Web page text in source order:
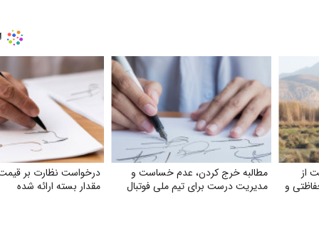
از
و
مطالبه خرج کردن، عدم خساست و
مدیریت درست برای تیم ملی فوتبال
درخواست نظارت بر
مقدار بسته ارائه شده